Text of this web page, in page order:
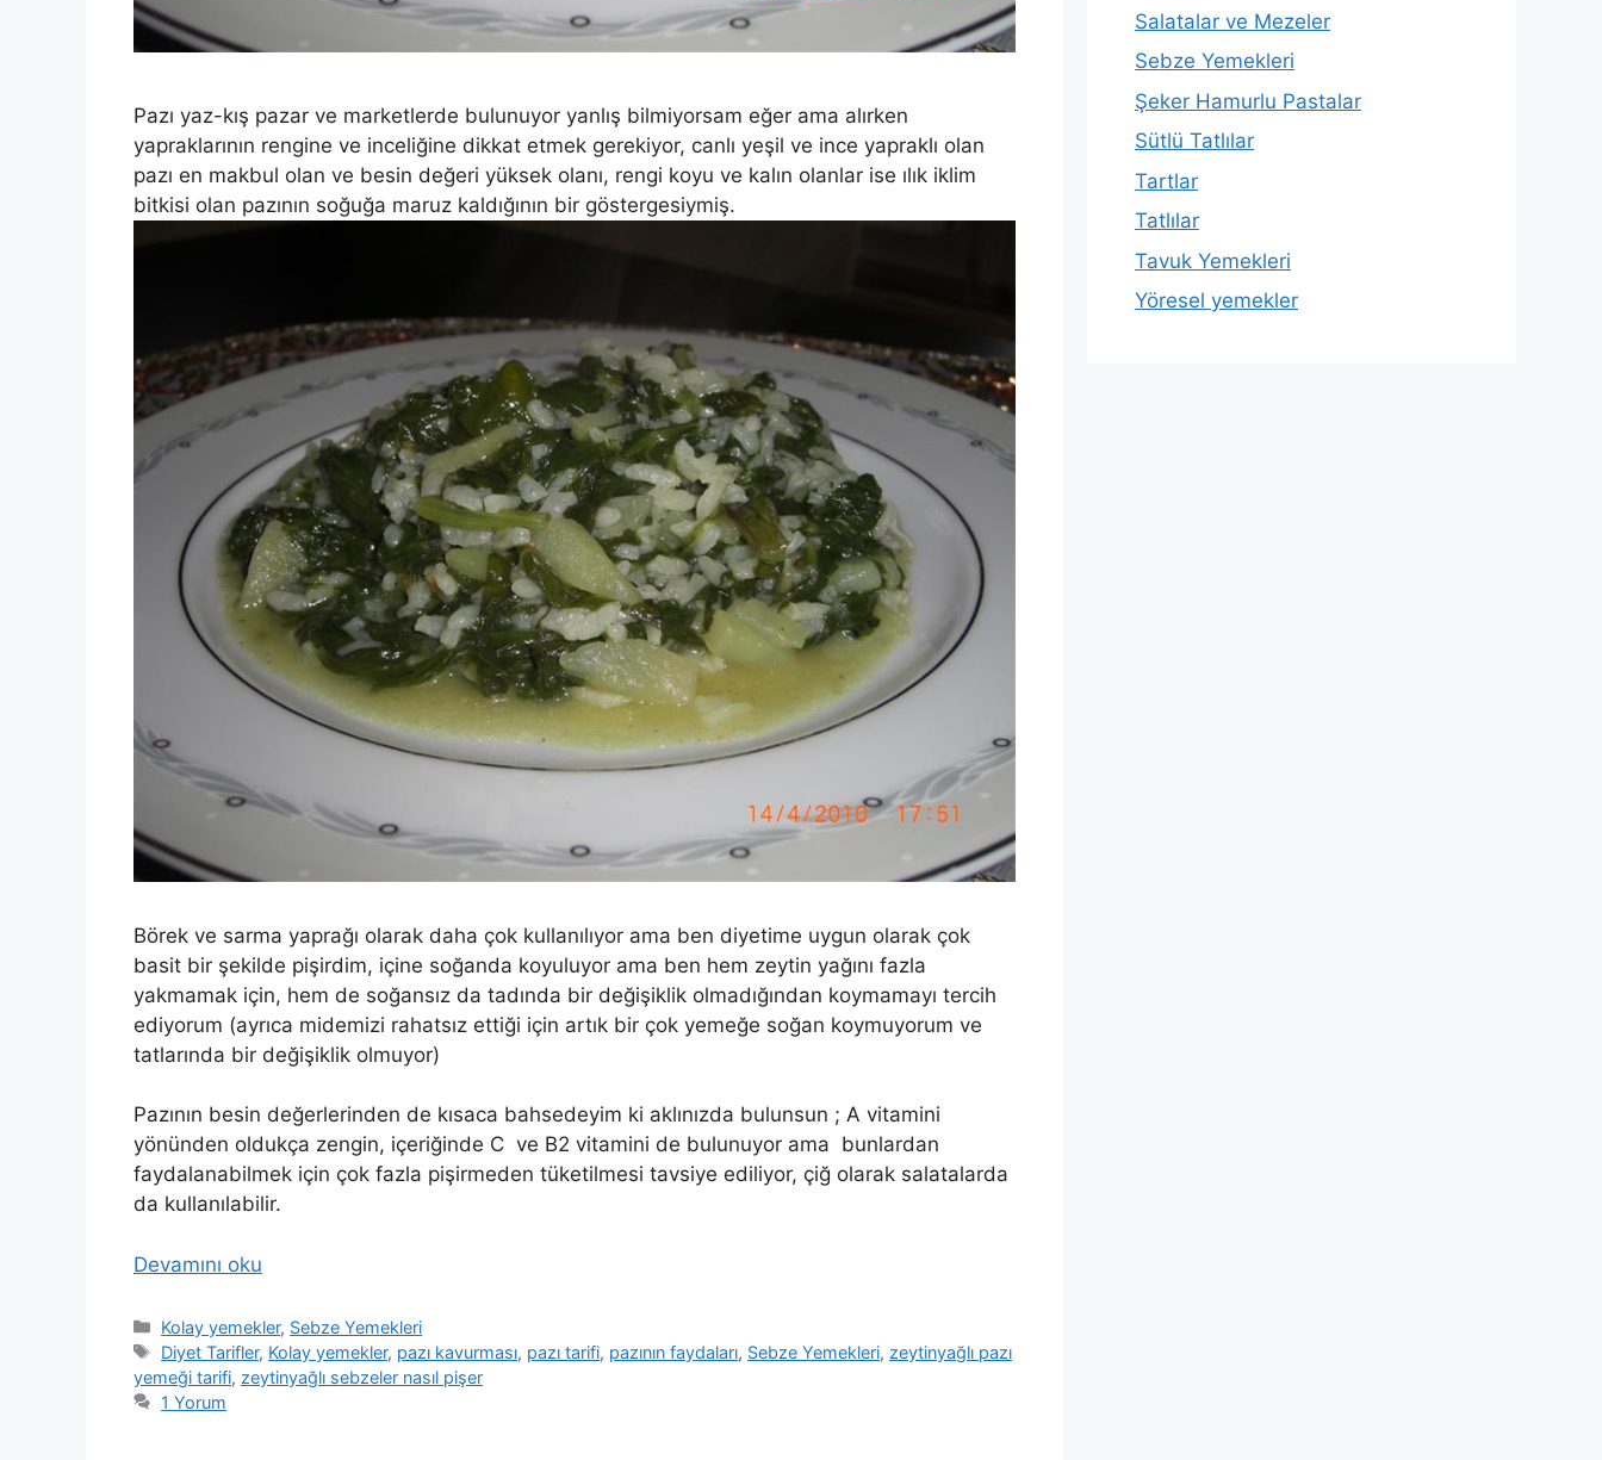
Pazı yaz-kış pazar ve marketlerde bulunuyor yanlış bilmiyorsam eğer ama alırken
yapraklarının rengine ve inceliğine dikkat etmek gerekiyor, canlı yeşil ve ince yapraklı olan
pazı en makbul olan ve besin değeri yüksek olanı, rengi koyu ve kalın olanlar ise ılık iklim
bitkisi olan pazının soğuğa maruz kaldığının bir göstergesiymiş.
Börek ve sarma yaprağı olarak daha çok kullanılıyor ama ben diyetime uygun olarak çok
basit bir şekilde pişirdim, içine soğanda koyuluyor ama ben hem zeytin yağını fazla
yakmamak için, hem de soğansız da tadında bir değişiklik olmadığından koymamayı tercih
ediyorum (ayrıca midemizi rahatsız ettiği için artık bir çok yemeğe soğan koymuyorum ve
tatlarında bir değişiklik olmuyor)
Pazının besin değerlerinden de kısaca bahsedeyim ki aklınızda bulunsun ; A vitamini
yönünden oldukça zengin, içeriğinde C ve B2 vitamini de bulunuyor ama bunlardan
faydalanabilmek için çok fazla pişirmeden tüketilmesi tavsiye ediliyor, çiğ olarak salatalarda
da kullanılabilir.
Devamını oku
Kategoriler
Kolay yemekler, Sebze Yemekleri
Etiketler
Diyet Tarifler, Kolay yemekler, pazı kavurması, pazı tarifi, pazının faydaları, Sebze Yemekleri, zeytinyağlı pazı
yemeği tarifi, zeytinyağlı sebzeler nasıl pişer
1 Yorum
Salatalar ve Mezeler
Sebze Yemekleri
Şeker Hamurlu Pastalar
Sütlü Tatlılar
Tartlar
Tatlılar
Tavuk Yemekleri
Yöresel yemekler